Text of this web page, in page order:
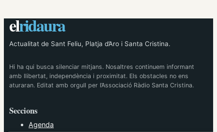
elridaura
Actualitat de Sant Feliu, Platja d’Aro i Santa Cristina.
Hi ha qui busca silenciar mitjans. Nosaltres continuem informant
amb llibertat, independència i proximitat. Els obstacles no ens
aturaran. Editat amb orgull per l’Associació Ràdio Santa Cristina.
Seccions
Agenda